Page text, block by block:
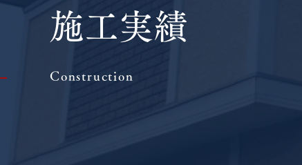
Construction
施工実績